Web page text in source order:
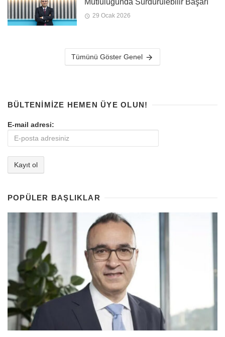
Mutluluğunda Sürdürülebilir Başarı
29 Ocak 2026
Tümünü Göster Genel
BÜLTENIMIZE HEMEN ÜYE OLUN!
E-mail adresi:
POPÜLER BAŞLIKLAR